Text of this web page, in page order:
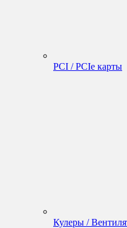
PCI / PCIe карты
Кулеры /